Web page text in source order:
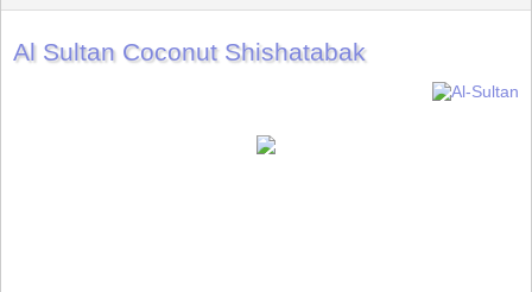
Al Sultan Coconut Shishatabak